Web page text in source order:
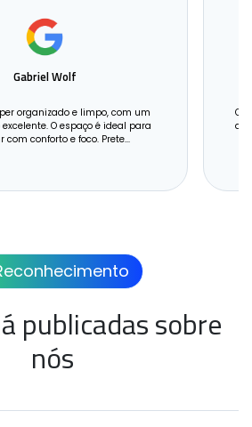
Gabriel Wolf
organizado e limpo, com um
O espaço é ideal para
conforto e foco. Prete...
publicadas sobre
nós